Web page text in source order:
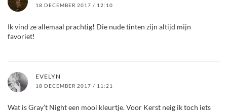
18 DECEMBER 2017 / 12:10
Ik vind ze allemaal prachtig! Die nude tinten zijn altijd mijn
favoriet!
EVELYN
18 DECEMBER 2017 / 11:21
Wat is Gray’t Night een mooi kleurtje. Voor Kerst neig ik toch iets